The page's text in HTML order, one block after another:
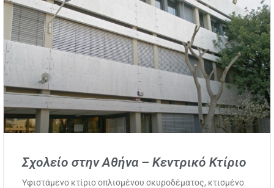
Σχολείο στην Αθήνα – Κεντρικό Κτίριο
Υφιστάμενο κτίριο οπλισμένου σκυροδέματος, κτισμένο